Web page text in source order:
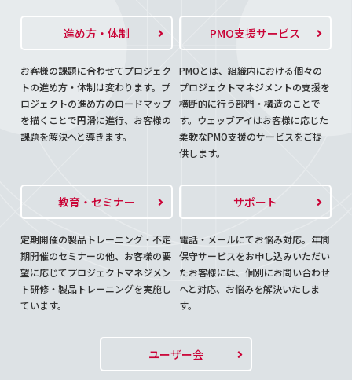
進め方・体制
お客様の課題に合わせてプロジェク
トの進め方・体制は変わります。プ
ロジェクトの進め方のロードマップ
を描くことで円滑に進行、お客様の
課題を解決へと導きます。
PMO支援サービス
PMOとは、組織内における個々の
プロジェクトマネジメントの支援を
横断的に行う部門・構造のことで
す。ウェッブアイはお客様に応じた
柔軟なPMO支援のサービスをご提
供します。
教育・セミナー
定期開催の製品トレーニング・不定
期開催のセミナーの他、お客様の要
望に応じてプロジェクトマネジメン
ト研修・製品トレーニングを実施し
ています。
サポート
電話・メールにてお悩み対応。年間
保守サービスをお申し込みいただい
たお客様には、個別にお問い合わせ
へと対応、お悩みを解決いたしま
す。
ユーザー会